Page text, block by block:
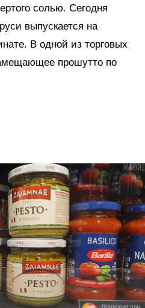
солью. Сегодня
выпускается на
В одной из торговых
прошутто по